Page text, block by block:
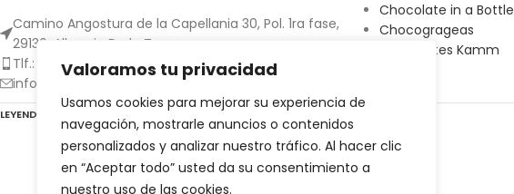
Valoramos tu privacidad
Usamos cookies para mejorar su experiencia de
navegación, mostrarle anuncios o contenidos
personalizados y analizar nuestro tráfico. Al hacer clic
en “Aceptar todo” usted da su consentimiento a
nuestro uso de las cookies.
Camino Angostura de la Capellania 30, Pol. 1ra fase,
29130, Alhaurin De la Torre
Tlf.: +34 637 916 334 / +34 670 654 153
info@leyendaspain.com
Chocolate in a Bottle
Chocogrageas
Chocolates Kamm
LEYENDA SPAIN 2023 CREADA POR OKAWA ESTUDIO